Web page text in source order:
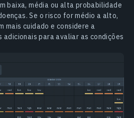
baixa, média ou alta probabilidade
Se o risco for médio a alto,
mais cuidado e considere a
para avaliar as condições